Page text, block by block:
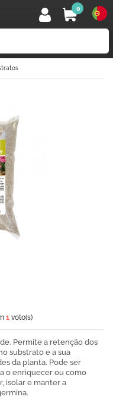
0
1 voto(s)
Permite a retenção dos
substrato e a sua
da planta. Pode ser
o enriquecer ou como
isolar e manter a